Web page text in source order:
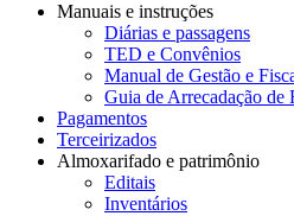
Manuais e instruções
Diárias e passagens
TED e Convênios
Manual de Gestão e
Guia de Arrecadação de
Pagamentos
Terceirizados
Almoxarifado e patrimônio
Editais
Inventários